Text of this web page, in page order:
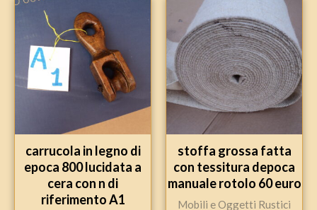
carrucola in legno di
epoca 800 lucidata a
cera con n di
riferimento A1
stoffa grossa fatta
con tessitura depoca
manuale rotolo 60 euro
Mobili e Oggetti Rustici